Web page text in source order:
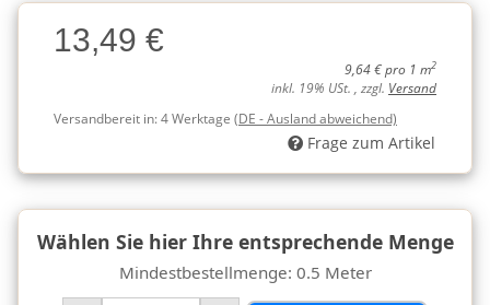
Charge
Charge13,49 €
9,64 € pro 1 m2
inkl. 19% USt. , zzgl. Versand
Versandbereit in:4 Werktage (DE - Ausland abweichend)
Frage zum Artikel
Wählen Sie hier Ihre entsprechende Menge
Mindestbestellmenge: 0.5 Meter